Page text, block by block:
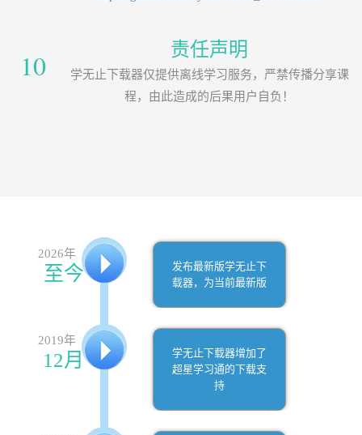
10 责任声明
学无止下载器仅提供离线学习服务，严禁传播分享课
程，由此造成的后果用户自负！
2026年
至今
发布最新版学无止下
载器，为当前最新版
2019年
12月
学无止下载器增加了
超星学习通的下载支
持